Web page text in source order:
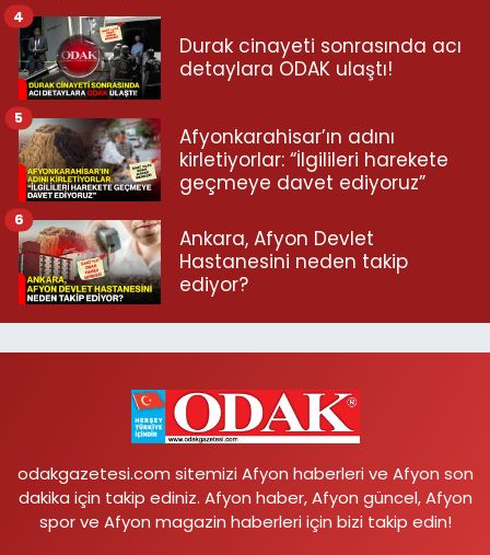
Durak cinayeti sonrasında acı
detaylara ODAK ulaştı!
4
Afyonkarahisar’ın adını
kirletiyorlar: “İlgilileri harekete
geçmeye davet ediyoruz”
5
Ankara, Afyon Devlet
Hastanesini neden takip
ediyor?
6
odakgazetesi.com sitemizi Afyon haberleri ve Afyon son
dakika için takip ediniz. Afyon haber, Afyon güncel, Afyon
spor ve Afyon magazin haberleri için bizi takip edin!